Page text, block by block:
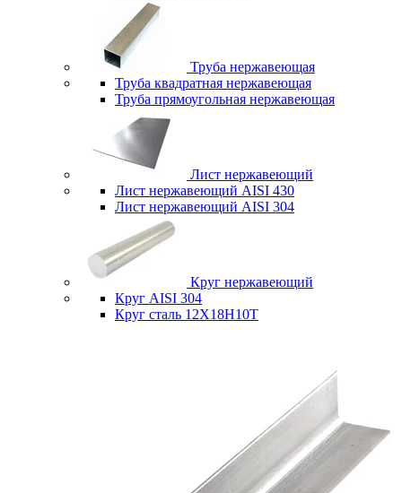
Труба нержавеющая
Труба квадратная нержавеющая
Труба прямоугольная нержавеющая
Лист нержавеющий
Лист нержавеющий AISI 430
Лист нержавеющий AISI 304
Круг нержавеющий
Круг AISI 304
Круг сталь 12Х18Н10Т